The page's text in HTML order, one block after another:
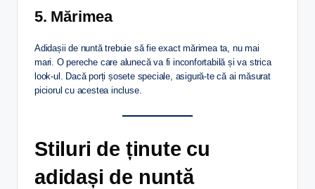
5. Mărimea
Adidașii de nuntă trebuie să fie exact mărimea ta, nu mai
mari. O pereche care alunecă va fi inconfortabilă și va strica
look-ul. Dacă porți șosete speciale, asigură-te că ai măsurat
piciorul cu acestea incluse.
Stiluri de ținute cu
adidași de nuntă